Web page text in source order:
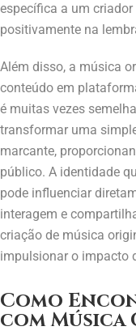
específica a um
positivamente na
Além disso, a música
conteúdo em
é muitas vezes
transformar uma
marcante,
público. A identidade
pode influenciar
interagem e
criação de música
impulsionar o impacto
Como
com